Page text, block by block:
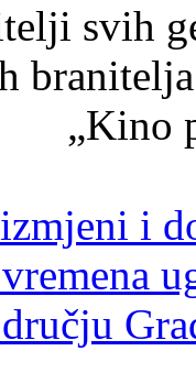
svih
„Kino